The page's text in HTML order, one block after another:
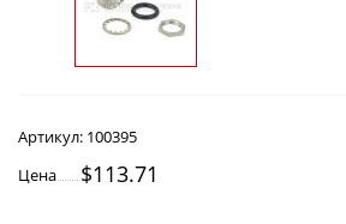
Артикул: 100395
Цена
$113.71